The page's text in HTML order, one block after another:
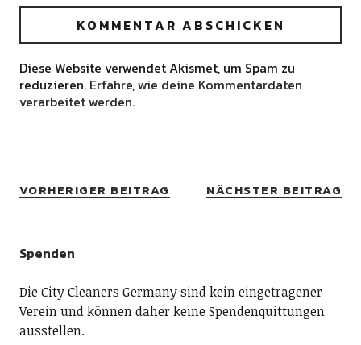
Diese Website verwendet Akismet, um Spam zu
reduzieren. Erfahre, wie deine Kommentardaten
verarbeitet werden.
VORHERIGER BEITRAG NÄCHSTER BEITRAG
Spenden
Die City Cleaners Germany sind kein eingetragener
Verein und können daher keine Spendenquittungen
ausstellen.